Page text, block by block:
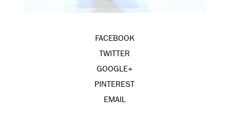
FACEBOOK
TWITTER
GOOGLE+
PINTEREST
EMAIL